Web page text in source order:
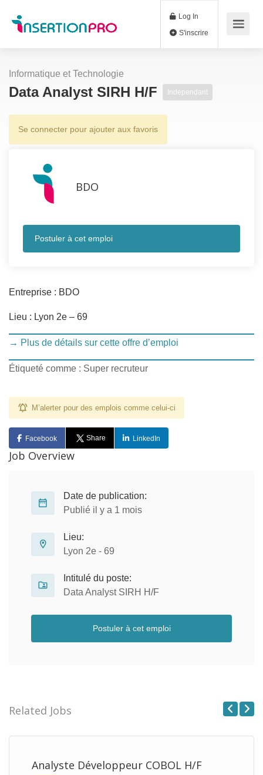
Log In
Informatique et Technologie
Data Analyst SIRH H/F Independant
Se connecter pour ajouter aux favoris
BDO
Postuler à cet emploi
Entreprise : BDO
Lieu : Lyon 2e – 69
→ Plus de détails sur cette offre d’emploi
Étiqueté comme : Super recruteur
M’alerter pour des emplois comme celui-ci
Facebook Share LinkedIn
Job Overview
Date de publication:
Publié il y a 1 mois
Lieu:
Lyon 2e - 69
Intitulé du poste:
Data Analyst SIRH H/F
Postuler à cet emploi
Related Jobs
Analyste Développeur COBOL H/F